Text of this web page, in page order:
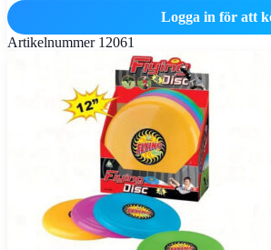
Logga in för att
Artikelnummer 12061